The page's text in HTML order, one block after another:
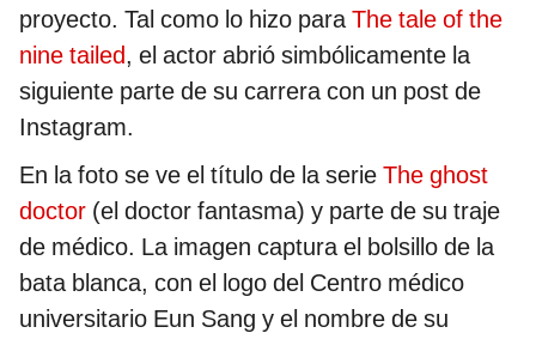
proyecto. Tal como lo hizo paraThe tale of the
nine tailed, el actor abrió simbólicamente la
siguiente parte de su carrera con un post de
Instagram.
En la foto se ve el título de la serie The ghost
doctor (el doctor fantasma) y parte de su traje
de médico. La imagen captura el bolsillo de la
bata blanca, con el logo del Centro médico
universitario Eun Sang y el nombre de su